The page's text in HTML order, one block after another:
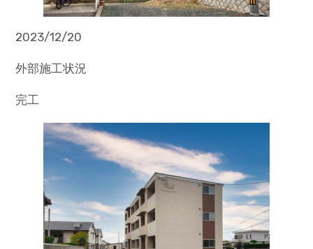
2023/12/20
外部施工状況
完工